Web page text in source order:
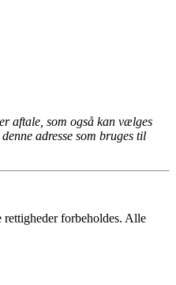
aftale, som også kan vælges
adresse som bruges til
forbeholdes. Alle